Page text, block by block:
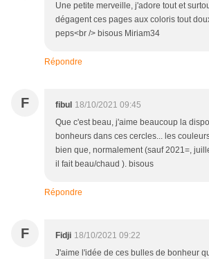
Une petite merveille, j'adore tout et
dégagent ces pages aux coloris tout
peps<br /> bisous Miriam34
Répondre
F fibul 18/10/2021 09:45
Que c'est beau, j'aime beaucoup la
bonheurs dans ces cercles... les
bien que, normalement (sauf 2021=,
il fait beau/chaud ). bisous
Répondre
F Fidji 18/10/2021 09:22
J'aime l'idée de ces bulles de bonheur